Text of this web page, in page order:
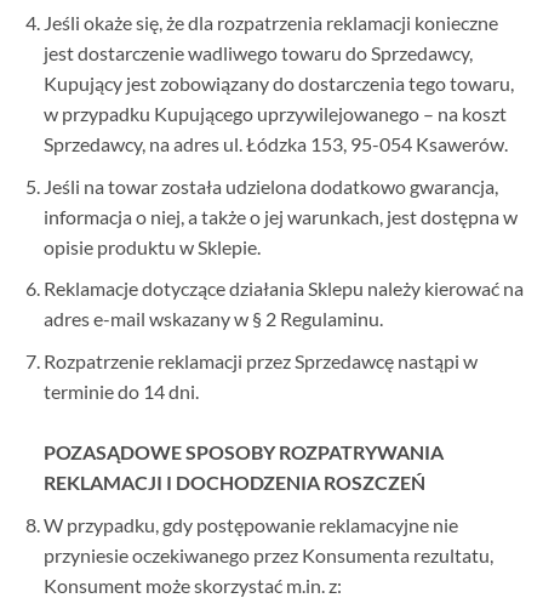
Jeśli okaże się, że dla rozpatrzenia reklamacji konieczne
jest dostarczenie wadliwego towaru do Sprzedawcy,
Kupujący jest zobowiązany do dostarczenia tego towaru,
w przypadku Kupującego uprzywilejowanego – na koszt
Sprzedawcy, na adres ul. Łódzka 153, 95-054 Ksawerów.
Jeśli na towar została udzielona dodatkowo gwarancja,
informacja o niej, a także o jej warunkach, jest dostępna w
opisie produktu w Sklepie.
Reklamacje dotyczące działania Sklepu należy kierować na
adres e-mail wskazany w § 2 Regulaminu.
Rozpatrzenie reklamacji przez Sprzedawcę nastąpi w
terminie do 14 dni.
POZASĄDOWE SPOSOBY ROZPATRYWANIA
REKLAMACJI I DOCHODZENIA ROSZCZEŃ
W przypadku, gdy postępowanie reklamacyjne nie
przyniesie oczekiwanego przez Konsumenta rezultatu,
Konsument może skorzystać m.in. z: